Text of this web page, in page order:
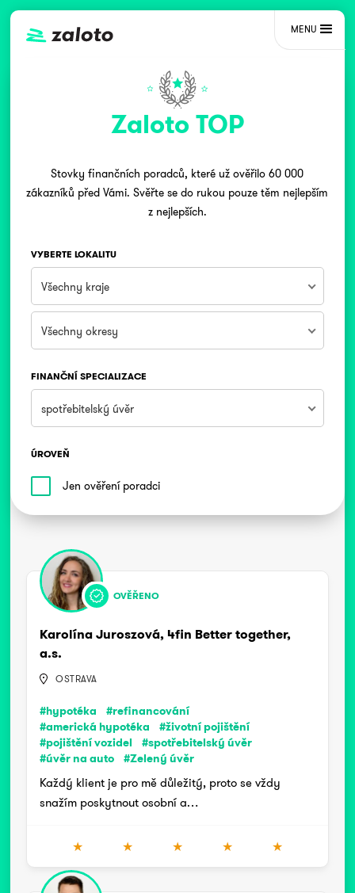
MENU
Zaloto TOP
Stovky finančních poradců, které už ověřilo 60 000
zákazníků před Vámi. Svěřte se do rukou pouze těm nejlepším
z nejlepších.
VYBERTE LOKALITU
Všechny kraje
Všechny okresy
FINANČNÍ SPECIALIZACE
spotřebitelský úvěr
ÚROVEŇ
Jen ověření poradci
OVĚŘENO
Karolína Juroszová, 4fin Better together,
a.s.
OSTRAVA
#hypotéka
#refinancování
#americká hypotéka
#životní pojištění
#pojištění vozidel
#spotřebitelský úvěr
#úvěr na auto
#Zelený úvěr
Každý klient je pro mě důležitý, proto se vždy
snažím poskytnout osobní a…
★ ★ ★ ★ ★